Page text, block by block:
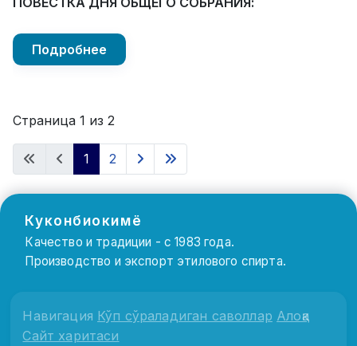
Подробнее
Страница 1 из 2
1 2
Куконбиокимё
Качество и традиции - с 1983 года.
Производство и экспорт этилового спирта.
Навигация Кўп сўраладиган саволлар Алоқа
Сайт харитаси